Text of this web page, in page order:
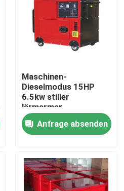
Maschinen-
Dieselmodus 15HP
6.5kw stiller
lärmarmer
Stromgenerator-69db
Anfrage absenden